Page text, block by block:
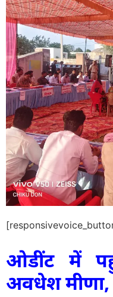
ओडींट में
अवधेश मीणा,